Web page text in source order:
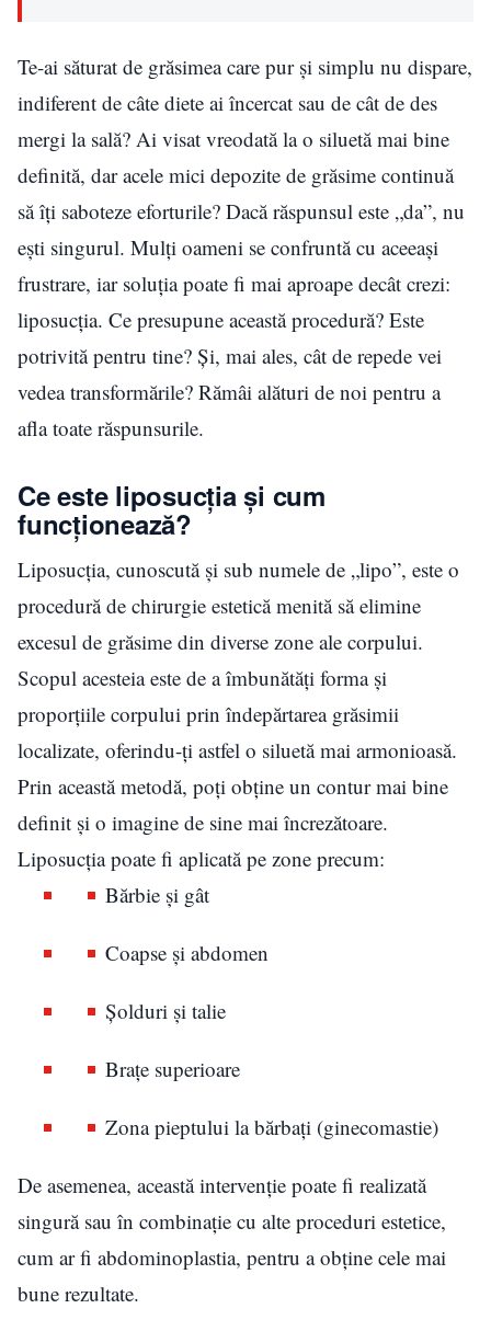
Te-ai săturat de grăsimea care pur și simplu nu dispare,
indiferent de câte diete ai încercat sau de cât de des
mergi la sală? Ai visat vreodată la o siluetă mai bine
definită, dar acele mici depozite de grăsime continuă
să îți saboteze eforturile? Dacă răspunsul este „da”, nu
ești singurul. Mulți oameni se confruntă cu aceeași
frustrare, iar soluția poate fi mai aproape decât crezi:
liposucția. Ce presupune această procedură? Este
potrivită pentru tine? Și, mai ales, cât de repede vei
vedea transformările? Rămâi alături de noi pentru a
afla toate răspunsurile.
Ce este liposucția și cum
funcționează?
Liposucția, cunoscută și sub numele de „lipo”, este o
procedură de chirurgie estetică menită să elimine
excesul de grăsime din diverse zone ale corpului.
Scopul acesteia este de a îmbunătăți forma și
proporțiile corpului prin îndepărtarea grăsimii
localizate, oferindu-ți astfel o siluetă mai armonioasă.
Prin această metodă, poți obține un contur mai bine
definit și o imagine de sine mai încrezătoare.
Liposucția poate fi aplicată pe zone precum:
Bărbie și gât
Coapse și abdomen
Șolduri și talie
Brațe superioare
Zona pieptului la bărbați (ginecomastie)
De asemenea, această intervenție poate fi realizată
singură sau în combinație cu alte proceduri estetice,
cum ar fi abdominoplastia, pentru a obține cele mai
bune rezultate.